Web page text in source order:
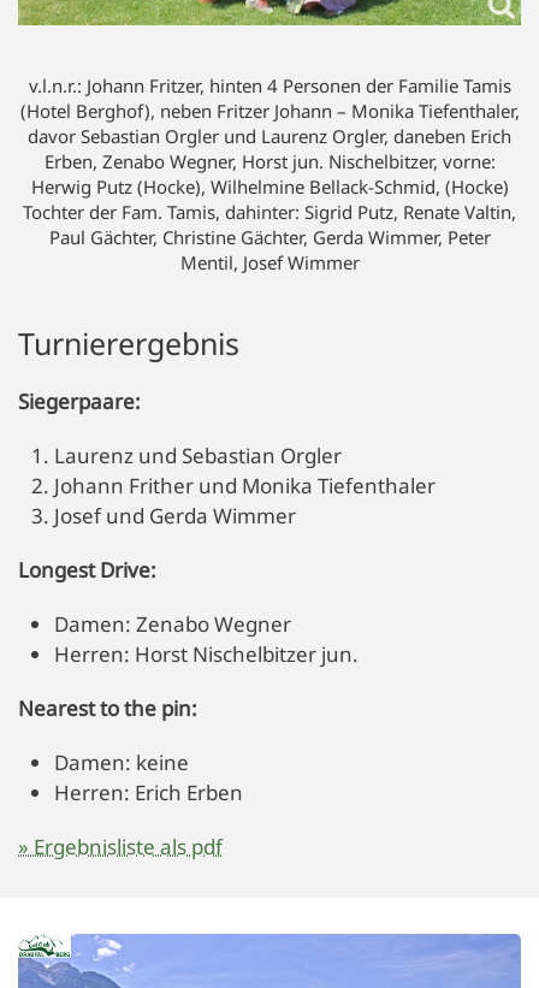
v.l.n.r.: Johann Fritzer, hinten 4 Personen der Familie Tamis
(Hotel Berghof), neben Fritzer Johann – Monika Tiefenthaler,
davor Sebastian Orgler und Laurenz Orgler, daneben Erich
Erben, Zenabo Wegner, Horst jun. Nischelbitzer, vorne:
Herwig Putz (Hocke), Wilhelmine Bellack-Schmid, (Hocke)
Tochter der Fam. Tamis, dahinter: Sigrid Putz, Renate Valtin,
Paul Gächter, Christine Gächter, Gerda Wimmer, Peter
Mentil, Josef Wimmer
Turnierergebnis
Siegerpaare:
Laurenz und Sebastian Orgler
Johann Frither und Monika Tiefenthaler
Josef und Gerda Wimmer
Longest Drive:
Damen: Zenabo Wegner
Herren: Horst Nischelbitzer jun.
Nearest to the pin:
Damen: keine
Herren: Erich Erben
» Ergebnisliste als pdf